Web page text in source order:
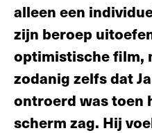
alleen een
zijn beroep
optimistische film,
zodanig zelfs dat
ontroerd was toen
scherm zag. Hij